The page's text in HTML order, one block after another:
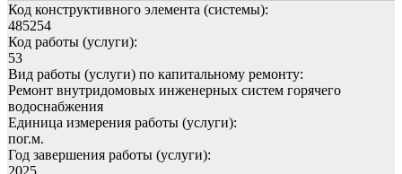
Код конструктивного элемента (системы):
485254
Код работы (услуги):
53
Вид работы (услуги) по капитальному ремонту:
Ремонт внутридомовых инженерных систем горячего
водоснабжения
Единица измерения работы (услуги):
пог.м.
Год завершения работы (услуги):
2025